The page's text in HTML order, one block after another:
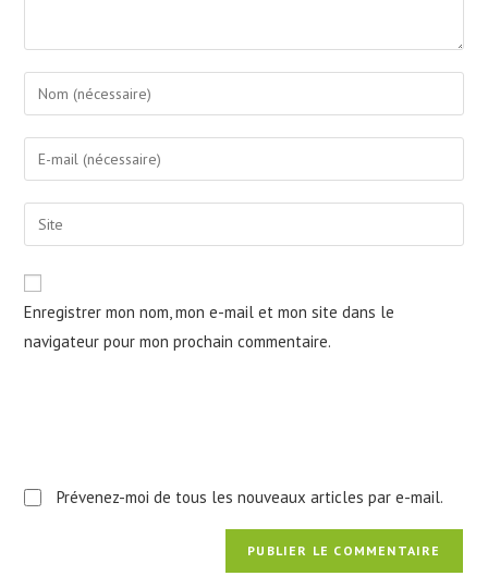
Enter
your
name
comment
Enter
your
email
address
Saisir
l’URL
votre
site
(facultatif)
Enregistrer mon nom, mon e-mail et mon site dans le
navigateur pour mon prochain commentaire.
Prévenez-moi de tous les nouveaux articles par e-mail.